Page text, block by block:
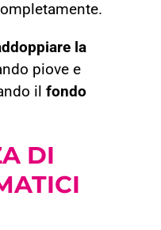
la
piove e
il fondo
DI